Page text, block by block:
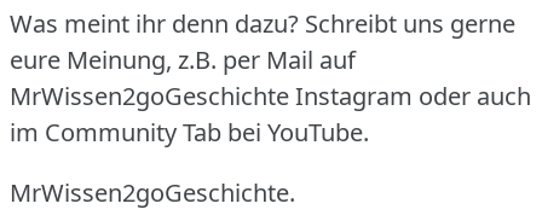
Was meint ihr denn dazu? Schreibt uns gerne
eure Meinung, z.B. per Mail auf
MrWissen2goGeschichte Instagram oder auch
im Community Tab bei YouTube.
MrWissen2goGeschichte.